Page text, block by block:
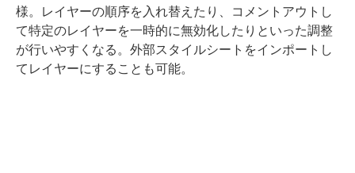
様。レイヤーの順序を入れ替えたり、コメントアウトし
て特定のレイヤーを一時的に無効化したりといった調整
が行いやすくなる。外部スタイルシートをインポートし
てレイヤーにすることも可能。